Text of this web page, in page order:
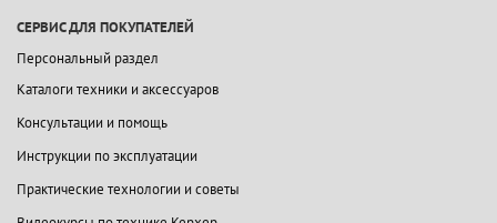
СЕРВИС ДЛЯ ПОКУПАТЕЛЕЙ
Персональный раздел
Каталоги техники и аксессуаров
Консультации и помощь
Инструкции по эксплуатации
Практические технологии и советы